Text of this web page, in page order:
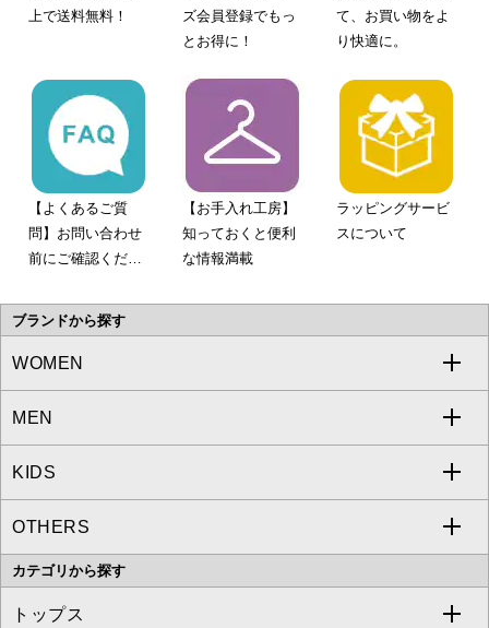
上で送料無料！
ズ会員登録でもっ
とお得に！
て、お買い物をよ
り快適に。
【よくあるご質
問】お問い合わせ
前にご確認くださ
【お手入れ工房】
知っておくと便利
な情報満載
ラッピングサービ
スについて
ブランドから探す
WOMEN
a.v.v
MICHEL KLEIN
MK MICHEL KLEIN
OFUON le MK
MEN
a.v.v
MICHEL KLEIN HOMME
MK MICHEL KLEIN HOMME
KIDS
a.v.v
OTHERS
MK MICHEL KLEIN BAG
カテゴリから探す
トップス